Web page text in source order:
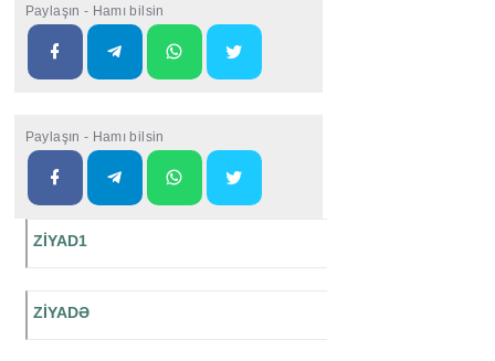
Paylaşın - Hamı bilsin
Paylaşın - Hamı bilsin
ZİYAD1
ZİYADƏ